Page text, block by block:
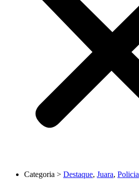
Categoria > Destaque, Juara, Policia